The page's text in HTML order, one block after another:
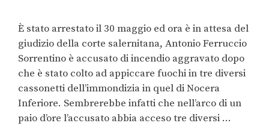
È stato arrestato il 30 maggio ed ora è in attesa del
giudizio della corte salernitana, Antonio Ferruccio
Sorrentino è accusato di incendio aggravato dopo
che è stato colto ad appiccare fuochi in tre diversi
cassonetti dell’immondizia in quel di Nocera
Inferiore. Sembrerebbe infatti che nell’arco di un
paio d’ore l’accusato abbia acceso tre diversi …